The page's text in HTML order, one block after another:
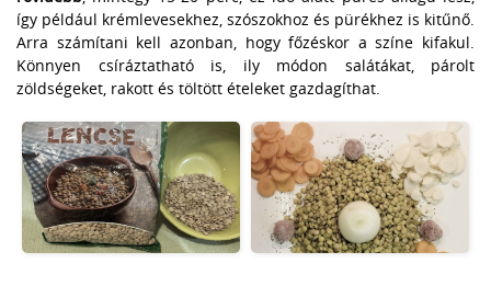
így például krémlevesekhez, szószokhoz és pürékhez is kitűnő.
Arra számítani kell azonban, hogy főzéskor a színe kifakul.
Könnyen csíráztatható is, ily módon salátákat, párolt
zöldségeket, rakott és töltött ételeket gazdagíthat.